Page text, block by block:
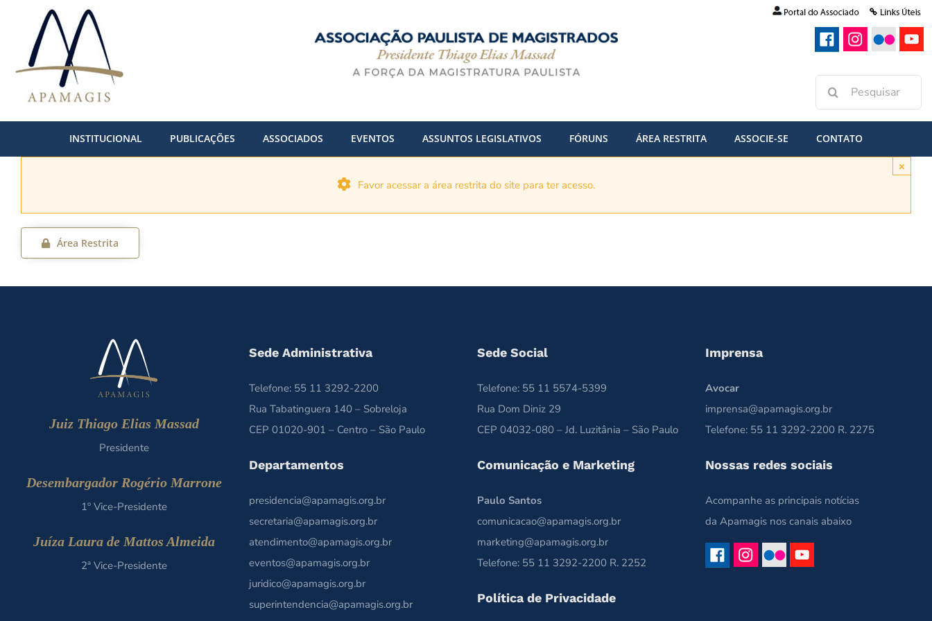
conteúdo
Buscar
resultados
INSTITUCIONAL PUBLICAÇÕES ASSOCIADOS EVENTOS ASSUNTOS LEGISLATIVOS FÓRUNS ÁREA RESTRITA ASSOCIE-SE CONTATO
×
Favor acessar a área restrita do site para ter acesso.
Área Restrita
Juiz Thiago Elias Massad
Presidente
Desembargador Rogério Marrone
1º Vice-Presidente
Juíza Laura de Mattos Almeida
2ª Vice-Presidente
Sede Administrativa
Telefone: 55 11 3292-2200
Rua Tabatinguera 140 – Sobreloja
CEP 01020-901 – Centro – São Paulo
Departamentos
presidencia@apamagis.org.br
secretaria@apamagis.org.br
atendimento@apamagis.org.br
eventos@apamagis.org.br
juridico@apamagis.org.br
superintendencia@apamagis.org.br
Sede Social
Telefone: 55 11 5574-5399
Rua Dom Diniz 29
CEP 04032-080 – Jd. Luzitânia – São Paulo
Comunicação e Marketing
Paulo Santos
comunicacao@apamagis.org.br
marketing@apamagis.org.br
Telefone: 55 11 3292-2200 R. 2252
Política de Privacidade
Imprensa
Avocar
imprensa@apamagis.org.br
Telefone: 55 11 3292-2200 R. 2275
Nossas redes sociais
Acompanhe as principais notícias
da Apamagis nos canais abaixo